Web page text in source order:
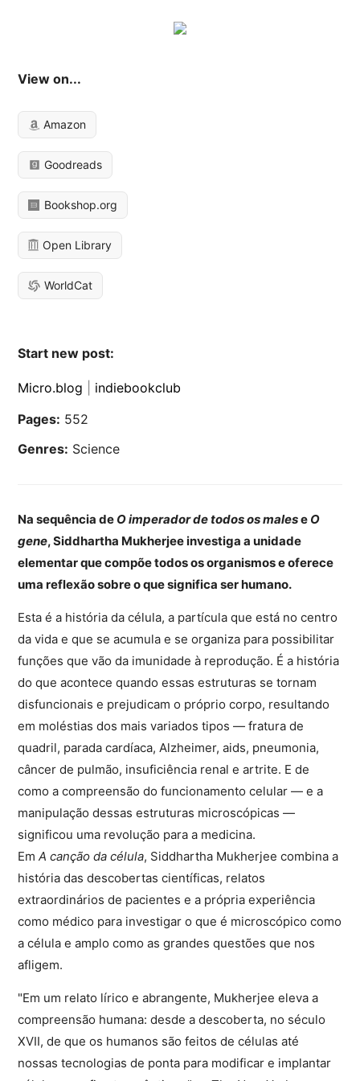
View on...
Amazon
Goodreads
Bookshop.org
Open Library
WorldCat
Start new post:
Micro.blog
indiebookclub
Pages: 552
Genres: Science
Na sequência de O imperador de todos os malese O
gene, Siddhartha Mukherjee investiga a unidade
elementar que compõe todos os organismos e oferece
uma reflexão sobre o que significa ser humano.
Esta é a história da célula, a partícula que está no centro
da vida e que se acumula e se organiza para possibilitar
funções que vão da imunidade à reprodução. É a história
do que acontece quando essas estruturas se tornam
disfuncionais e prejudicam o próprio corpo, resultando
em moléstias dos mais variados tipos — fratura de
quadril, parada cardíaca, Alzheimer, aids, pneumonia,
câncer de pulmão, insuficiência renal e artrite. E de
como a compreensão do funcionamento celular — e a
manipulação dessas estruturas microscópicas —
significou uma revolução para a medicina.
EmA canção da célula, Siddhartha Mukherjee combina a
história das descobertas científicas, relatos
extraordinários de pacientes e a própria experiência
como médico para investigar o que é microscópico como
a célula e amplo como as grandes questões que nos
afligem.
"Em um relato lírico e abrangente, Mukherjee eleva a
compreensão humana: desde a descoberta, no século
XVII, de que os humanos são feitos de células até
nossas tecnologias de ponta para modificar e implantar